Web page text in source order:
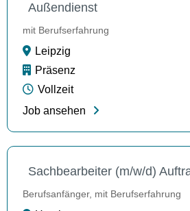
Außendienst
mit Berufserfahrung
Leipzig
Präsenz
Vollzeit
Job ansehen
Sachbearbeiter (m/w/d)
Berufsanfänger, mit Berufserfahrung